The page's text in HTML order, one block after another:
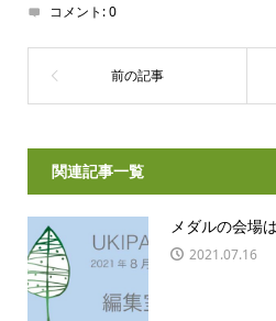
コメント:0
関連記事一覧
メダルの会場
2021.07.16